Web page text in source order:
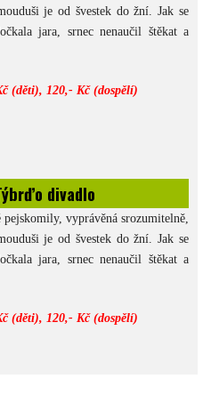
je od švestek do žní. Jak se
jara, srnec nenaučil štěkat a
(děti), 120,- Kč (dospělí)
divadlo
vyprávěná srozumitelně,
je od švestek do žní. Jak se
jara, srnec nenaučil štěkat a
(děti), 120,- Kč (dospělí)